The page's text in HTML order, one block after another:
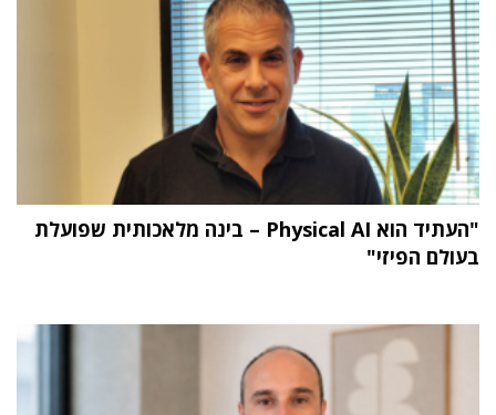
"העתיד הוא Physical AI – בינה מלאכותית שפועלת
בעולם הפיזי"